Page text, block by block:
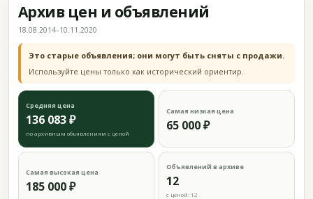
Архив цен и объявлений
18.08.2014–10.11.2020
Это старые объявления; они могут быть сняты с продажи.
Используйте цены только как исторический ориентир.
Средняя цена
136 083 ₽
по архивным объявлениям с ценой
Самая низкая цена
65 000 ₽
Самая высокая цена
185 000 ₽
Объявлений в архиве
12
с ценой: 12